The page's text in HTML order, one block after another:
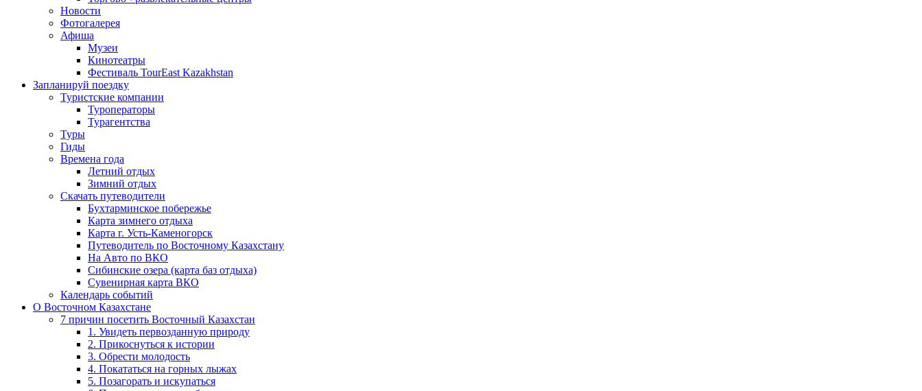
Новости
Фотогалерея
Афиша
Музеи
Кинотеатры
Фестиваль TourEast Kazakhstan
Запланируй поездку
Туристские компании
Туроператоры
Турагентства
Туры
Гиды
Времена года
Летний отдых
Зимний отдых
Скачать путеводители
Бухтарминское побережье
Карта зимнего отдыха
Карта г. Усть-Каменогорск
Путеводитель по Восточному Казахстану
На Авто по ВКО
Сибинские озера (карта баз отдыха)
Сувенирная карта ВКО
Календарь событий
О Восточном Казахстане
7 причин посетить Восточный Казахстан
1. Увидеть первозданную природу
2. Прикоснуться к истории
3. Обрести молодость
4. Покататься на горных лыжах
5. Позагорать и искупаться